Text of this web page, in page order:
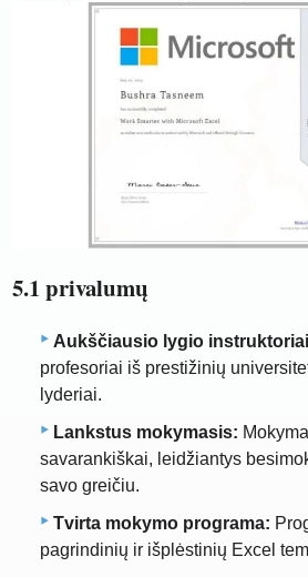
5.1 privalumų
Aukščiausio lygio
profesoriai iš prestižinių
lyderiai.
Lankstus mokymasis:
savarankiškai, leidžiantys
savo greičiu.
Tvirta mokymo programa:
pagrindinių ir išplėstinių Excel